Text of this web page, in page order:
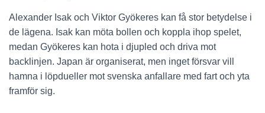
Alexander Isak och Viktor Gyökeres kan få stor betydelse i
de lägena. Isak kan möta bollen och koppla ihop spelet,
medan Gyökeres kan hota i djupled och driva mot
backlinjen. Japan är organiserat, men inget försvar vill
hamna i löpdueller mot svenska anfallare med fart och yta
framför sig.